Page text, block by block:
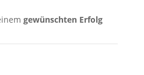
gewünschten Erfolg